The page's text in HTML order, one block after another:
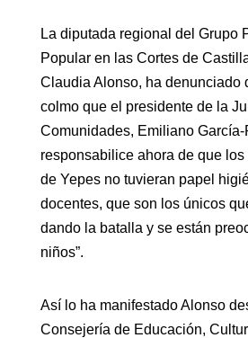
La diputada regional del Grupo
Popular en las Cortes de
Claudia Alonso, ha denunciado
colmo que el presidente de la
Comunidades, Emiliano García-
responsabilice ahora de que
de Yepes no tuvieran papel
docentes, que son los únicos
dando la batalla y se están
niños”.
Así lo ha manifestado Alonso
Consejería de Educación,